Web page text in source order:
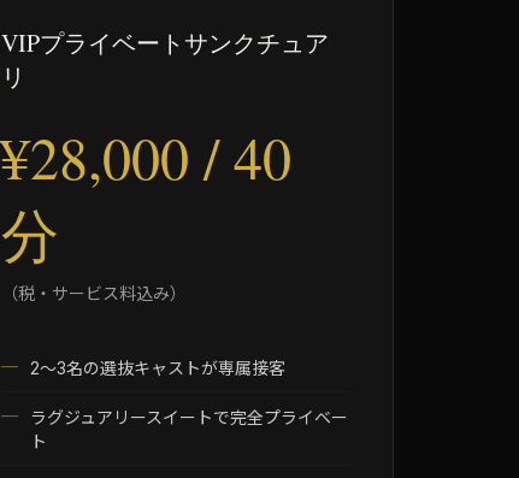
VIPプライベートサンクチュア
リ
¥28,000 / 40
分
（税・サービス料込み）
2～3名の選抜キャストが専属接客
ラグジュアリースイートで完全プライベー
ト